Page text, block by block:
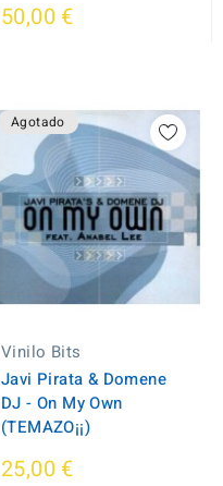
50,00 €
Agotado
Vinilo Bits
Javi Pirata & Domene
DJ - On My Own
(TEMAZO¡¡)
25,00 €